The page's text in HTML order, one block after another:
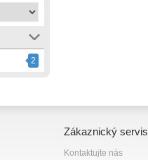
2
Zákaznický servis
Kontaktujte nás